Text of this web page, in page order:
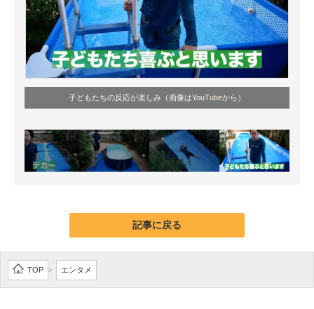
子どもたちの反応が楽しみ（画像はYouTubeから）
記事に戻る
TOP > エンタメ